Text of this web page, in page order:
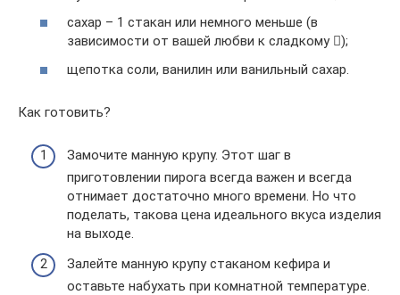
сахар – 1 стакан или немного меньше (в
зависимости от вашей любви к сладкому );
щепотка соли, ванилин или ванильный сахар.
Как готовить?
Замочите манную крупу. Этот шаг в
приготовлении пирога всегда важен и всегда
отнимает достаточно много времени. Но что
поделать, такова цена идеального вкуса изделия
на выходе.
Залейте манную крупу стаканом кефира и
оставьте набухать при комнатной температуре.